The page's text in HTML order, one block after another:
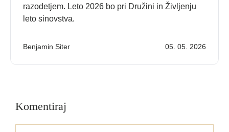
razodetjem. Leto 2026 bo pri Družini in Življenju
leto sinovstva.
Benjamin Siter 05. 05. 2026
Komentiraj